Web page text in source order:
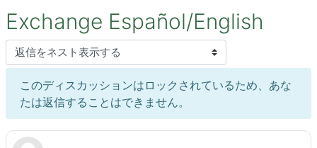
Exchange Español/English
表示モード
このディスカッションはロックされているため、あな
たは返信することはできません。